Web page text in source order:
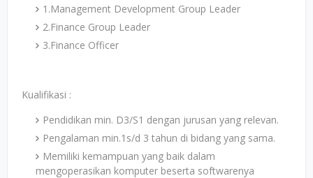
1.Management Development Group Leader
2.Finance Group Leader
3.Finance Officer
Kualifikasi :
Pendidikan min. D3/S1 dengan jurusan yang relevan.
Pengalaman min.1s/d 3 tahun di bidang yang sama.
Memiliki kemampuan yang baik dalam
mengoperasikan komputer beserta softwarenya